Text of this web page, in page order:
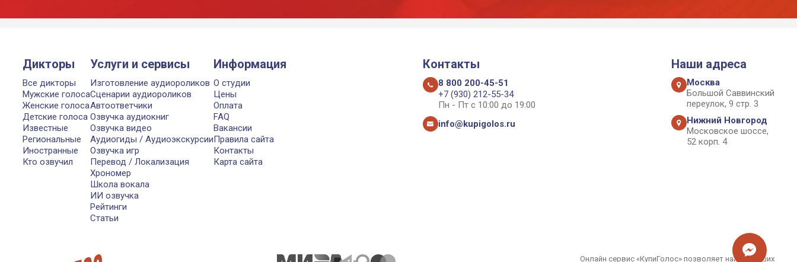
Дикторы
Все дикторы
Мужские голоса
Женские голоса
Детские голоса
Известные
Региональные
Иностранные
Кто озвучил
Услуги и сервисы
Изготовление аудиороликов
Сценарии аудиороликов
Автоответчики
Озвучка аудиокниг
Озвучка видео
Аудиогиды / Аудиоэкскурсии
Озвучка игр
Перевод / Локализация
Хрономер
Школа вокала
ИИ озвучка
Рейтинги
Статьи
Информация
О студии
Цены
Оплата
FAQ
Вакансии
Правила сайта
Контакты
Карта сайта
Контакты
8 800 200-45-51
+7 (930) 212-55-34
Пн - Пт с 10:00 до 19:00
info@kupigolos.ru
Наши адреса
Москва
Большой Саввинский
переулок, 9 стр. 3
Нижний Новгород
Московское шоссе,
52 корп. 4
Онлайн сервис «КупиГолос» позволяет найти лучших